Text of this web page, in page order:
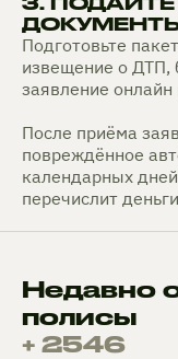
Подготовьте
извещение о ДТП,
заявление
После приёма
повреждённое
календарных
перечислит
Недавно
полисы
+ 2546